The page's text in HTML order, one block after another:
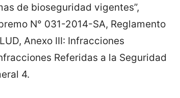
de bioseguridad vigentes”,
N° 031-2014-SA, Reglamento
Anexo III: Infracciones
Referidas a la Seguridad
4.